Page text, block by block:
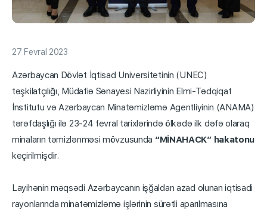
27 Fevral 2023
Azərbaycan Dövlət İqtisad Universitetinin (UNEC)
təşkilatçılığı, Müdafiə Sənayesi Nazirliyinin Elmi-Tədqiqat
İnstitutu və Azərbaycan Minatəmizləmə Agentliyinin (ANAMA)
tərəfdaşlığı ilə 23-24 fevral tarixlərində ölkədə ilk dəfə olaraq
minaların təmizlənməsi mövzusunda “MİNAHACK” hakatonu
keçirilmişdir.
Layihənin məqsədi Azərbaycanın işğaldan azad olunan iqtisadi
rayonlarında minatəmizləmə işlərinin sürətli aparılmasına